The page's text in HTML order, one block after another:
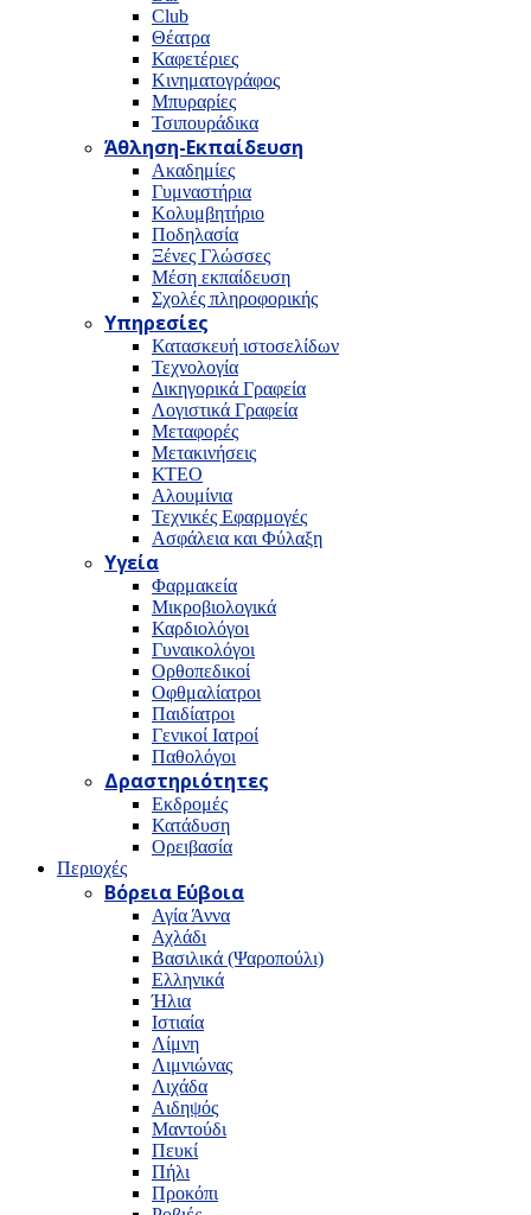
Club
Θέατρα
Καφετέριες
Κινηματογράφος
Μπυραρίες
Τσιπουράδικα
Άθληση-Εκπαίδευση
Ακαδημίες
Γυμναστήρια
Κολυμβητήριο
Ποδηλασία
Ξένες Γλώσσες
Μέση εκπαίδευση
Σχολές πληροφορικής
Υπηρεσίες
Κατασκευή ιστοσελίδων
Τεχνολογία
Δικηγορικά Γραφεία
Λογιστικά Γραφεία
Μεταφορές
Μετακινήσεις
ΚΤΕΟ
Αλουμίνια
Τεχνικές Εφαρμογές
Ασφάλεια και Φύλαξη
Υγεία
Φαρμακεία
Μικροβιολογικά
Καρδιολόγοι
Γυναικολόγοι
Ορθοπεδικοί
Οφθμαλίατροι
Παιδίατροι
Γενικοί Ιατροί
Παθολόγοι
Δραστηριότητες
Εκδρομές
Κατάδυση
Ορειβασία
Περιοχές
Βόρεια Εύβοια
Αγία Άννα
Αχλάδι
Βασιλικά (Ψαροπούλι)
Ελληνικά
Ήλια
Ιστιαία
Λίμνη
Λιμνιώνας
Λιχάδα
Αιδηψός
Μαντούδι
Πευκί
Πήλι
Προκόπι